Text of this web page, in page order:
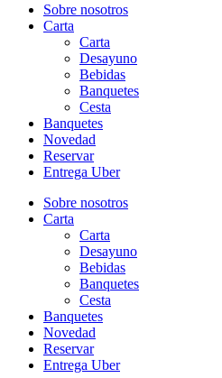
Sobre nosotros
Carta
Carta
Desayuno
Bebidas
Banquetes
Cesta
Banquetes
Novedad
Reservar
Entrega Uber
Sobre nosotros
Carta
Carta
Desayuno
Bebidas
Banquetes
Cesta
Banquetes
Novedad
Reservar
Entrega Uber